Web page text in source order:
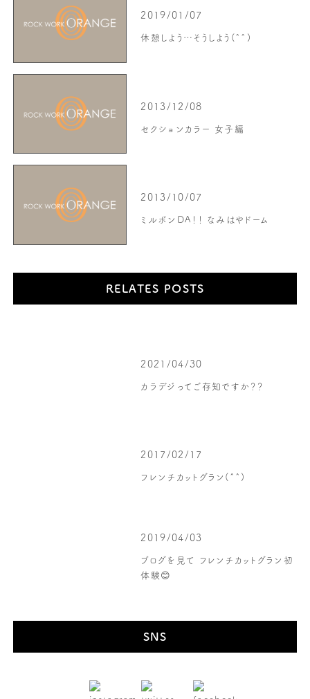
2019/01/07
休憩しよう…そうしよう(^^)
2013/12/08
セクションカラー 女子編
2013/10/07
ミルボンDA！！ なみはやドーム
RELATES POSTS
2021/04/30
カラデジってご存知ですか？？
2017/02/17
フレンチカットグラン(^^)
2019/04/03
ブログを見て フレンチカットグラン初
体験😊
SNS